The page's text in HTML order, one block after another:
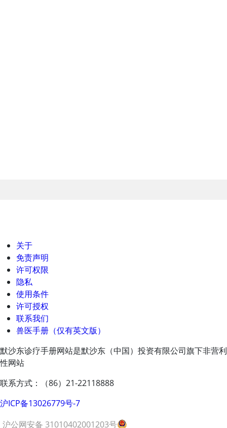
关于
免责声明
许可权限
隐私
使用条件
许可授权
联系我们
兽医手册（仅有英文版）
默沙东诊疗手册网站是默沙东（中国）投资有限公司旗下非营利
性网站
联系方式：（86）21-22118888
沪ICP备13026779号-7
沪公网安备 31010402001203号